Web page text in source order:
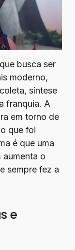
busca ser
moderno,
síntese
franquia. A
em torno de
que foi
é que uma
o
sempre fez a
e